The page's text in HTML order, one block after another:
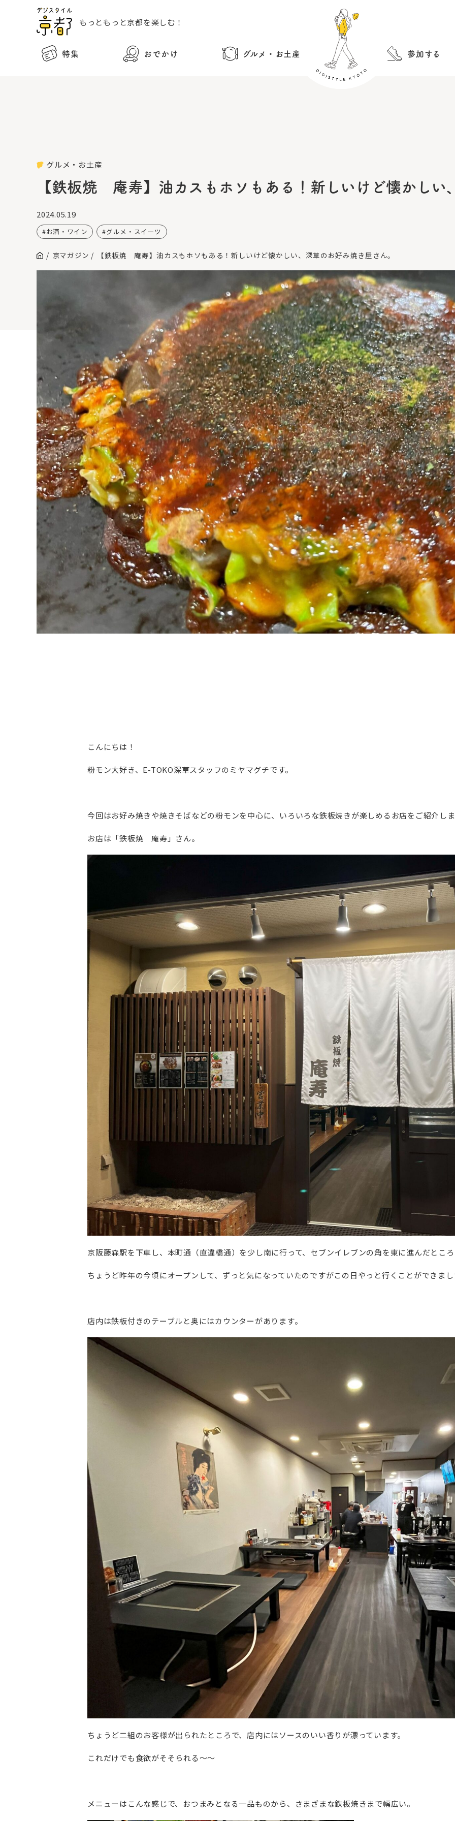
もっともっと京都を楽しむ！
特集 おでかけ グルメ・お土産 参加する
グルメ・お土産
【鉄板焼 庵寿】油カスもホソもある！新しいけど懐かしい
2024.05.19
お酒・ワイン グルメ・スイーツ
京マガジン 【鉄板焼 庵寿】油カスもホソもある！新しいけど懐かしい、深草のお好み焼き屋さん。
こんにちは！
粉モン大好き、E-TOKO深草スタッフのミヤマグチです。
今回はお好み焼きや焼きそばなどの粉モンを中心に、いろいろな鉄板焼きが楽しめるお店をご紹介し
お店は「鉄板焼 庵寿」さん。
京阪藤森駅を下車し、本町通（直違橋通）を少し南に行って、セブンイレブンの角を東に進んだとこ
ちょうど昨年の今頃にオープンして、ずっと気になっていたのですがこの日やっと行くことができま
店内は鉄板付きのテーブルと奥にはカウンターがあります。
ちょうど二組のお客様が出られたところで、店内にはソースのいい香りが漂っています。
これだけでも食欲がそそられる～～
メニューはこんな感じで、おつまみとなる一品ものから、さまざまな鉄板焼きまで幅広い。